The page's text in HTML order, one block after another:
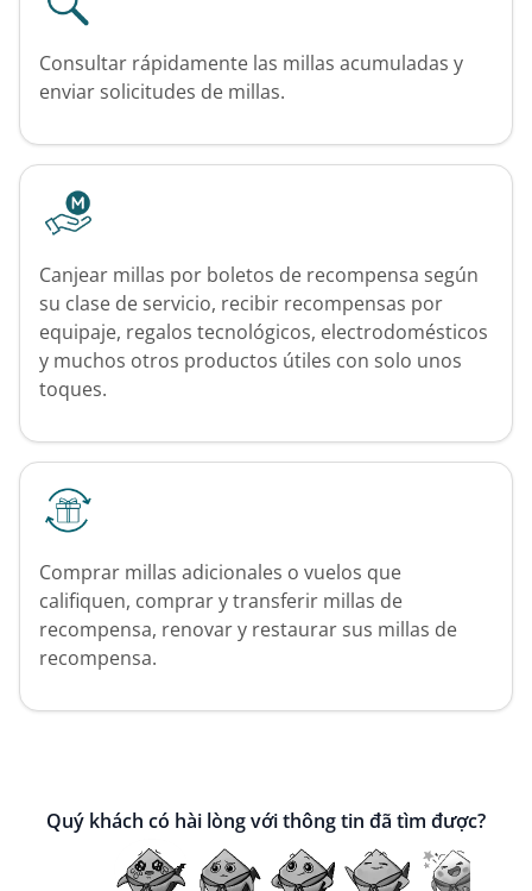
Consultar rápidamente las millas acumuladas y
enviar solicitudes de millas.
Canjear millas por boletos de recompensa según
su clase de servicio, recibir recompensas por
equipaje, regalos tecnológicos, electrodomésticos
y muchos otros productos útiles con solo unos
toques.
Comprar millas adicionales o vuelos que
califiquen, comprar y transferir millas de
recompensa, renovar y restaurar sus millas de
recompensa.
Quý khách có hài lòng với thông tin đã tìm được?